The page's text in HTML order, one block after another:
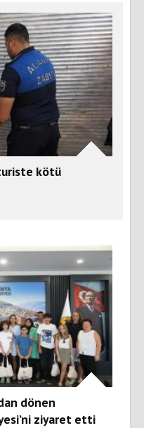
kötü
dönen
ziyaret etti